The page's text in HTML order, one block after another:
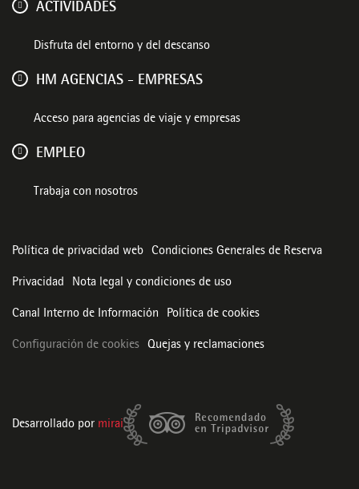
ACTIVIDADES
Disfruta del entorno y del descanso
HM AGENCIAS - EMPRESAS
Acceso para agencias de viaje y empresas
EMPLEO
Trabaja con nosotros
Política de privacidad web Condiciones Generales de Reserva
Privacidad Nota legal y condiciones de uso
Canal Interno de Información Política de cookies
Configuración de cookies Quejas y reclamaciones
Desarrollado por mirai